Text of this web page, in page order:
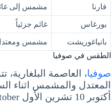
فارنا مشمس إلى
بورغاس غائم جزئياً
بانياغوريشت مشمس
الطقس في صوفيا
صوفيا، العاصمة البلغارية،
المعتدل والمشمس اثناء
أكتوبر 10 تشرين الأول October.